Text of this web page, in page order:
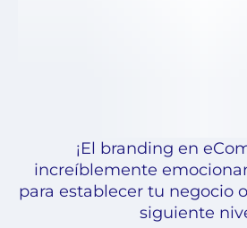
¡El branding en
increíblemente
para establecer tu negocio
siguiente